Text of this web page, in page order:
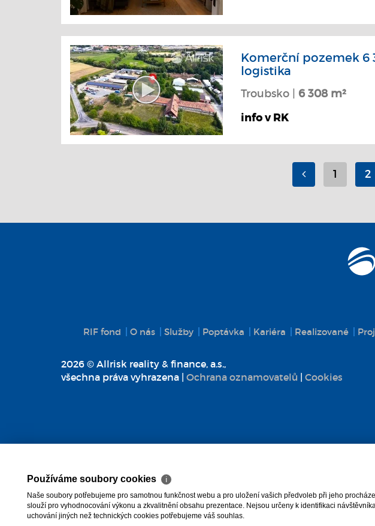
Komerční pozemek 6
logistika
Troubsko | 6 308 m²
info v RK
1 2
RIF fond O nás Služby Poptávka Kariéra Realizované
2026 © Allrisk reality & finance, a.s.,
všechna práva vyhrazena | Ochrana oznamovatelů | Cookies
Používáme soubory cookies ℹ
Naše soubory potřebujeme pro samotnou funkčnost webu a pro uložení vašich předvoleb při jeho
slouží pro vyhodnocování výkonu a zkvalitnění obsahu prezentace. Nejsou určeny k identifikaci
uchování jiných než technických cookies potřebujeme váš souhlas.